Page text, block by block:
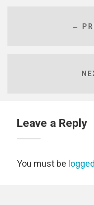
←
Leave a Reply
You must be